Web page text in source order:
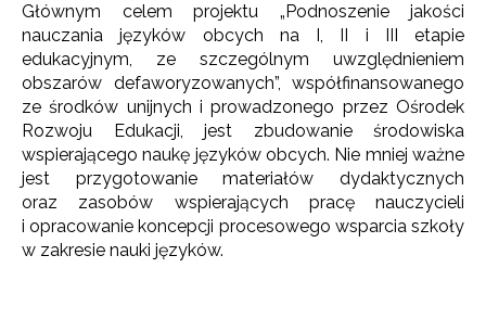
Głównym celem projektu „Podnoszenie jakości
nauczania języków obcych na I, II i III etapie
edukacyjnym, ze szczególnym uwzględnieniem
obszarów defaworyzowanych”, współfinansowanego
ze środków unijnych i prowadzonego przez Ośrodek
Rozwoju Edukacji, jest zbudowanie środowiska
wspierającego naukę języków obcych. Nie mniej ważne
jest przygotowanie materiałów dydaktycznych
oraz zasobów wspierających pracę nauczycieli
i opracowanie koncepcji procesowego wsparcia szkoły
w zakresie nauki języków.